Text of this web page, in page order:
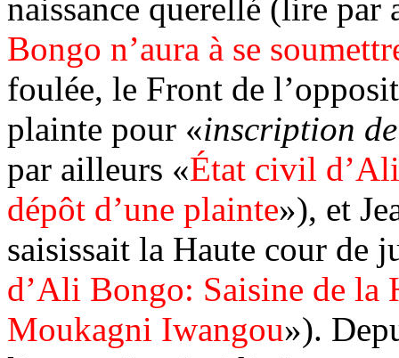
naissance querellé (lire
Bongo n’aura à se
foulée, le Front de
plainte pour «inscription
par ailleurs «État civil
dépôt d’une plainte»), et
saisissait la Haute cour de
d’Ali Bongo: Saisine de la
Moukagni Iwangou»).